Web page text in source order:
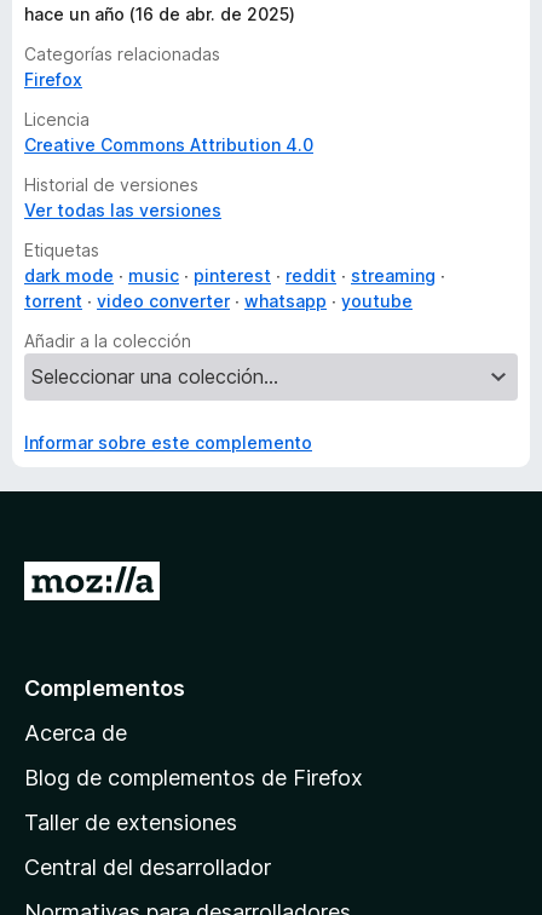
hace un año (16 de abr. de 2025)
Categorías relacionadas
Firefox
Licencia
Creative Commons Attribution 4.0
Historial de versiones
Ver todas las versiones
Etiquetas
dark mode
music pinterest reddit
streaming
torrent
video converter whatsapp
youtube
Añadir a la colección
Informar sobre este complemento
p
á
n
a
Complementos
Acerca de
Blog de complementos de Firefox
Taller de extensiones
Central del desarrollador